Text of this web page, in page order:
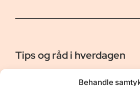
Behandle
Tips og råd i hverdagen
Er vår bloggside hvor vi ønsker å